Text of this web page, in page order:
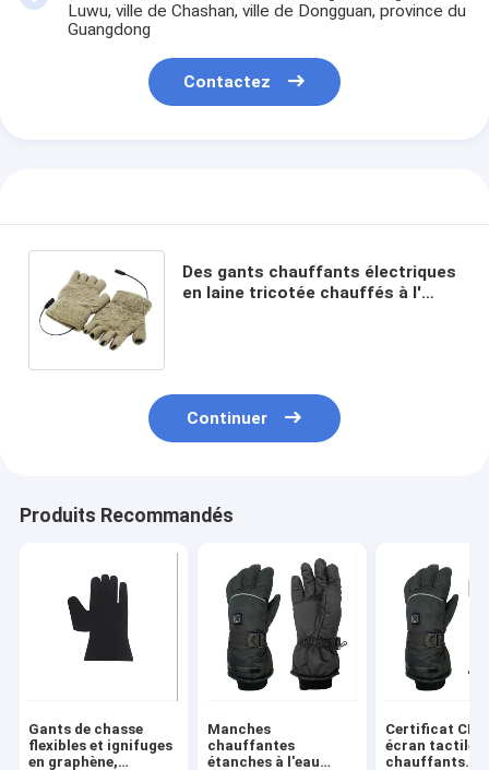
Luwu, ville de Chashan, ville de Dongguan, province du
Guangdong
Contactez
Des gants chauffants électriques
en laine tricotée chauffés à l'
Continuer
Produits Recommandés
Gants de chasse
flexibles et ignifuges
en graphène,
Manches
chauffantes
étanches à l'eau
Certificat CE
écran tactile
chauffants